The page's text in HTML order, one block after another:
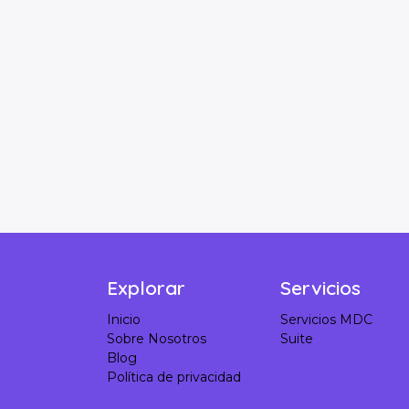
Explorar
Inicio
Sobre Nosotros
Blog
Política de privacidad
Servicios
Servicios MDC
Suite